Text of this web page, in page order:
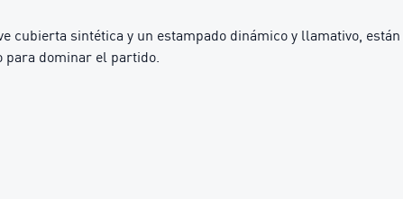
cubierta sintética y un estampado dinámico y llamativo, están
para dominar el partido.